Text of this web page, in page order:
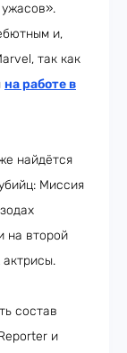
и,
так как
на работе в
найдётся
Миссия
на второй
состав
и